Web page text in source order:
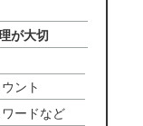
が大切
ント
ードなど